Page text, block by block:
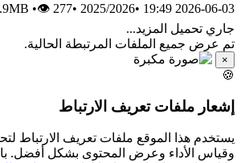
2026-06-03 19:49
•
2025/2026
•
•👁 277
جاري تحميل المزيد...
تم عرض جميع الملفات المرتبطة الحالية.
×
🍪
إشعار ملفات تعريف الارتباط
يستخدم هذا الموقع ملفات تعريف الارتباط
وقياس الأداء وعرض المحتوى بشكل أفضل.